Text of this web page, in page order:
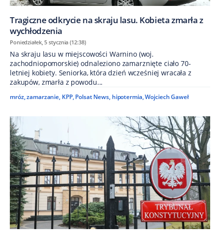
Tragiczne odkrycie na skraju lasu. Kobieta zmarła z
wychłodzenia
Poniedziałek, 5 stycznia (12:38)
Na skraju lasu w miejscowości Warnino (woj.
zachodniopomorskie) odnaleziono zamarznięte ciało 70-
letniej kobiety. Seniorka, która dzień wcześniej wracała z
zakupów, zmarła z powodu...
mróz,zamarzanie, KPP, Polsat News, hipotermia,Wojciech Gaweł